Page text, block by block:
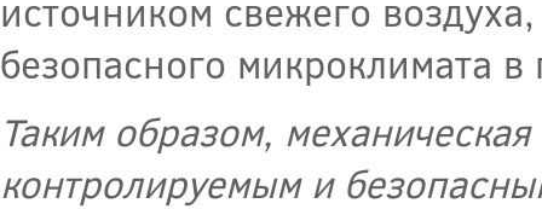
источником свежего
безопасного микроклимата
Таким образом,
контролируемым и